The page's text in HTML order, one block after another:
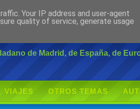
de Madrid, de España, de
VIAJES OTROS TEMAS
Your IP address and user-agent
quality of service, generate usage